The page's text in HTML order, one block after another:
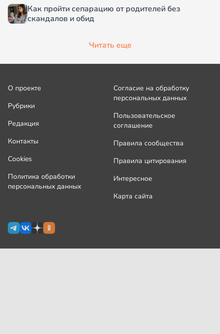
Как пройти сепарацию от родителей без
скандалов и обид
Читать еще
О проекте
Рубрики
Редакция
Контакты
Cookies
Политика обработки
персональных данных
Согласие на обработку
персональных данных
Пользовательское
соглашение
Правила сообщества
Правила цитирования
Интересное
Карта сайта